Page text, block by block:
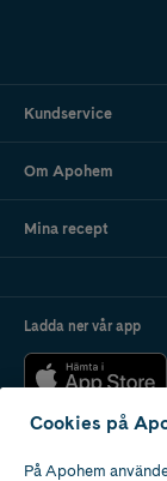
Kundservice
Om Apohem
Mina recept
Ladda ner vår app
Apotek med
Cookies på
På Apohem